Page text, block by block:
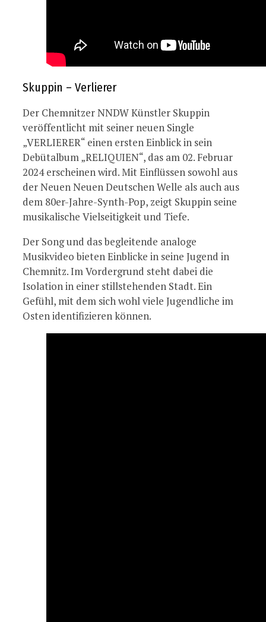
Skuppin – Verlierer
Der Chemnitzer NNDW Künstler Skuppin
veröffentlicht mit seiner neuen Single
„VERLIERER“ einen ersten Einblick in sein
Debütalbum „RELIQUIEN“, das am 02. Februar
2024 erscheinen wird. Mit Einflüssen sowohl aus
der Neuen Neuen Deutschen Welle als auch aus
dem 80er-Jahre-Synth-Pop, zeigt Skuppin seine
musikalische Vielseitigkeit und Tiefe.
Der Song und das begleitende analoge
Musikvideo bieten Einblicke in seine Jugend in
Chemnitz. Im Vordergrund steht dabei die
Isolation in einer stillstehenden Stadt. Ein
Gefühl, mit dem sich wohl viele Jugendliche im
Osten identifizieren können.